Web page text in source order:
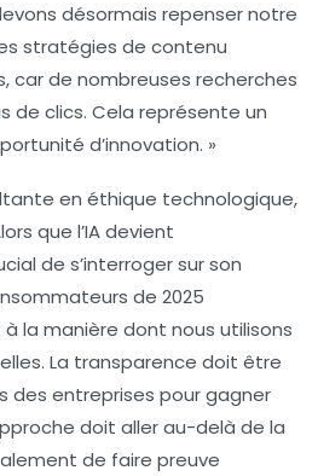
désormais repenser notre
stratégies de contenu
car de nombreuses recherches
de clics. Cela représente un
d’innovation. »
en éthique technologique,
que l’IA devient
de s’interroger sur son
de 2025
la manière dont nous utilisons
. La transparence doit être
entreprises pour gagner
doit aller au-delà de la
de faire preuve